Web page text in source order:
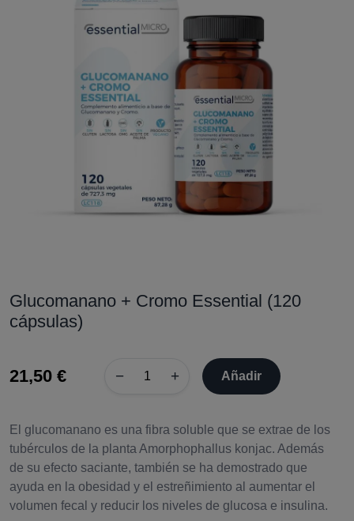
Glucomanano + Cromo Essential (120
cápsulas)
21,50 € − + Añadir
El glucomanano es una fibra soluble que se extrae de los
tubérculos de la planta Amorphophallus konjac. Además
de su efecto saciante, también se ha demostrado que
ayuda en la obesidad y el estreñimiento al aumentar el
volumen fecal y reducir los niveles de glucosa e insulina.